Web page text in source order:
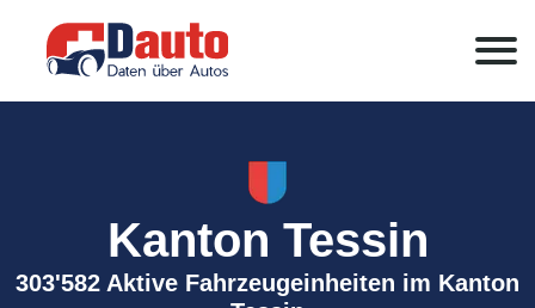
Kanton Tessin
303'582 Aktive Fahrzeugeinheiten im Kanton